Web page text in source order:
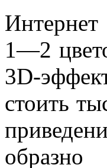
Интернет
1—2
3D-
стоить